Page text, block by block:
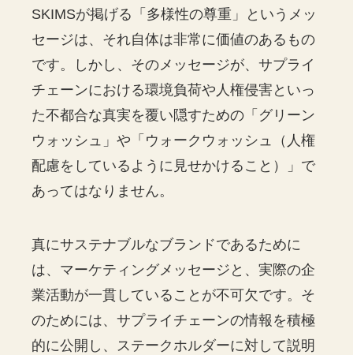
SKIMSが掲げる「多様性の尊重」というメッ
セージは、それ自体は非常に価値のあるもの
です。しかし、そのメッセージが、サプライ
チェーンにおける環境負荷や人権侵害といっ
た不都合な真実を覆い隠すための「グリーン
ウォッシュ」や「ウォークウォッシュ（人権
配慮をしているように見せかけること）」で
あってはなりません。
真にサステナブルなブランドであるために
は、マーケティングメッセージと、実際の企
業活動が一貫していることが不可欠です。そ
のためには、サプライチェーンの情報を積極
的に公開し、ステークホルダーに対して説明